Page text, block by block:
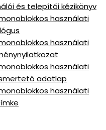
és telepítői kézikönyv
monoblokkos használati
monoblokkos használati
monoblokkos használati
adatlap
monoblokkos használati